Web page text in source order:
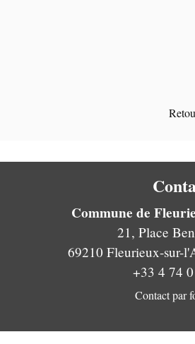
Commune de
21, Place
69210 Fleurieux-sur-
+33 4 74
Contact par